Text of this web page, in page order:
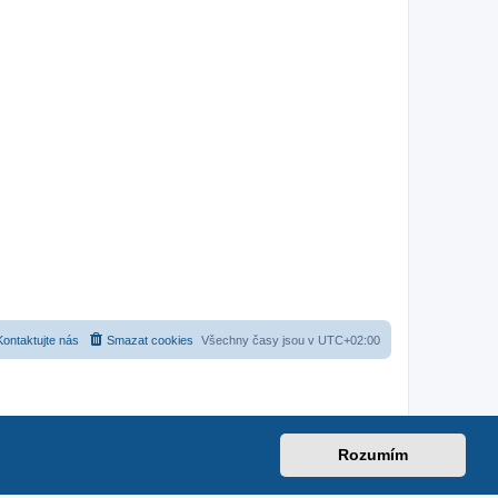
Rozumím
Všechny časy jsou v UTC+02:00
Smazat cookies
nás